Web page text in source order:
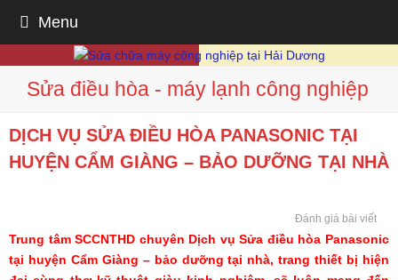
Menu
Sửa điều hòa - máy lạnh công nghiệp
DỊCH VỤ SỬA ĐIỀU HÒA PANASONIC TẠI
HUYỆN CẨM GIÀNG – BẢO DƯỠNG TẠI NHÀ
Đánh giá bài viết
Trung tâm SCCNTHD chuyên Dịch vụ Sửa điều hòa Panasonic
tại huyện Cẩm Giàng – bảo dưỡng tại nhà, trang thiết bị hiện